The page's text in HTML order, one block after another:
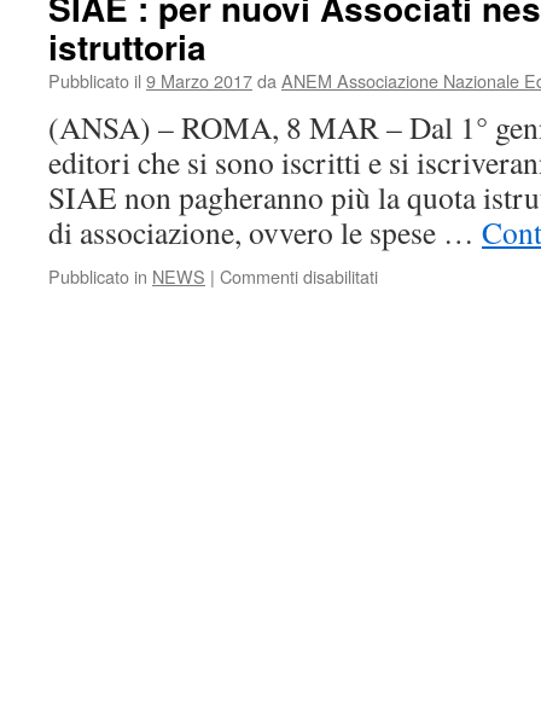
PETIZIONE
PIU’
COMPENSO
SUI
DIRITTI
ON
LINE
istruttoria
Pubblicato il 9 Marzo 2017da ANEM Associazione Nazionale
(ANSA) – ROMA, 8 MAR – Dal 1°
editori che si sono iscritti e si
SIAE non pagheranno più la quota
di associazione, ovvero le spese …
Pubblicato in NEWS | Commenti disabilitatisu